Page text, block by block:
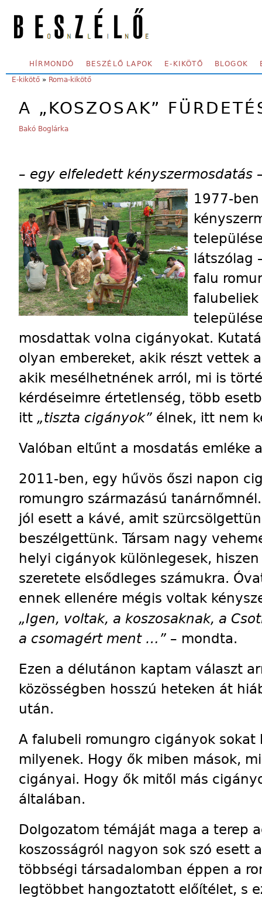
SECONDARY MENU
HÍRMONDÓ BESZÉLŐ LAPOK E-KIKÖTŐ BLOGOK
YOU ARE HERE:
E-kikötő » Roma-kikötő
A „KOSZOSAK”
Bakó Boglárka
– egy elfeledett kényszermosdatás
1977-
látszólag
falu
mosdattak volna cigányokat.
olyan embereket, akik részt vettek
akik mesélhetnének arról, mi is
kérdéseimre értetlenség, több
itt „tiszta cigányok” élnek, itt nem
Valóban eltűnt a mosdatás emléke
2011-ben, egy hűvös őszi napon
romungro származású
jól esett a kávé, amit
beszélgettünk. Társam nagy
helyi cigányok különlegesek,
szeretete elsődleges számukra.
ennek ellenére mégis voltak
„Igen, voltak, a koszosaknak, a
a csomagért ment …” – mondta.
Ezen a délutánon kaptam választ
közösségben hosszú heteken át
után.
A falubeli romungro cigányok sokat
milyenek. Hogy ők miben mások,
cigányai. Hogy ők mitől más
általában.
Dolgozatom témáját maga a terep
koszosságról nagyon sok szó esett
többségi társadalomban éppen a
legtöbbet hangoztatott előítélet, s